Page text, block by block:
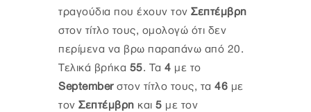
τραγούδια που έχουν τον Σεπτέμβρη
στον τίτλο τους, ομολογώ ότι δεν
περίμενα να βρω παραπάνω από 20.
Τελικά βρήκα 55. Τα 4 με το
Septemberστον τίτλο τους, τα 46 με
τον Σεπτέμβρη και 5 με τον